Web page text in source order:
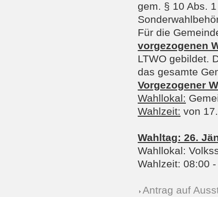
gem. § 10 Abs.
Für die
vorgezogenen
LTWO gebildet.
das gesamte
Vorgezogener
Wahllokal:
Wahlzeit: von
Wahltag: 26.
Wahllokal:
Wahlzeit: 08:00
Antrag auf